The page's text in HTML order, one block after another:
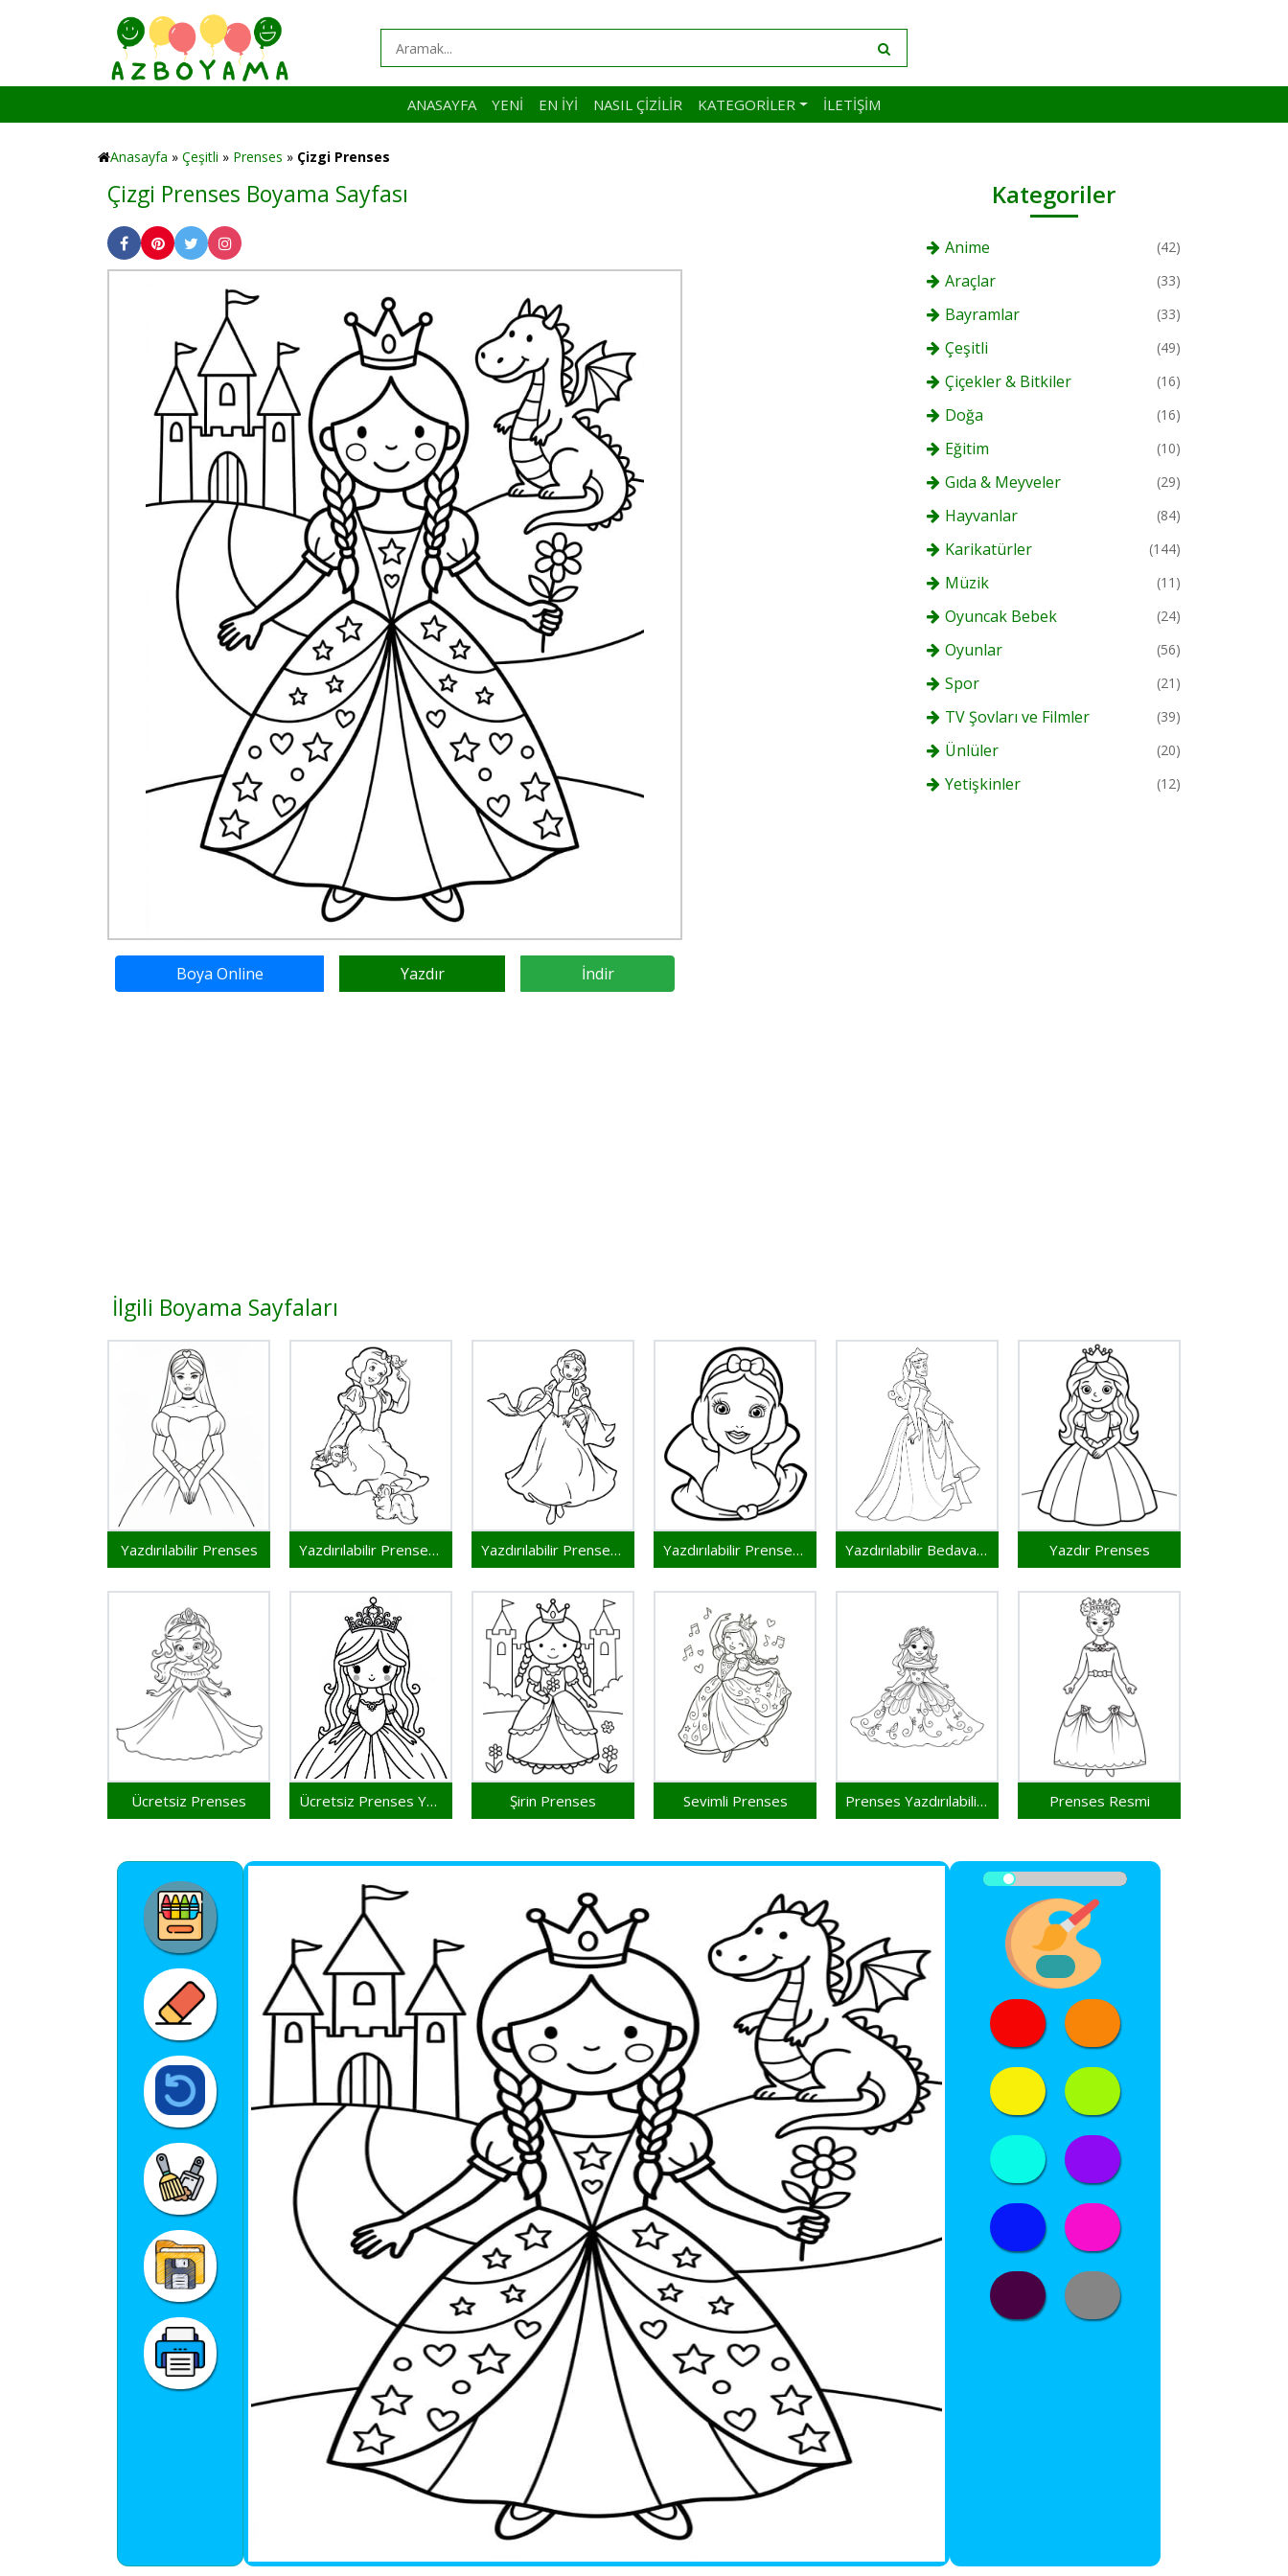
ANASAYFA YENI EN İYI NASIL ÇIZILIR KATEGORILER İLETIŞIM
Anasayfa » Çeşitli » Prenses » Çizgi Prenses
Çizgi Prenses Boyama Sayfası
Boya Online Yazdır İndir
Kategoriler
Anime (42)
Araçlar (33)
Bayramlar (33)
Çeşitli (49)
Çiçekler & Bitkiler (16)
Doğa (16)
Eğitim (10)
Gıda & Meyveler (29)
Hayvanlar (84)
Karikatürler (144)
Müzik (11)
Oyuncak Bebek (24)
Oyunlar (56)
Spor (21)
TV Şovları ve Filmler (39)
Ünlüler (20)
Yetişkinler (12)
İlgili Boyama Sayfaları
Yazdırılabilir Prenses Yazdırılabilir Prenses Resim Yazdırılabilir Prenses Çocuklar İçin Yazdırılabilir Prenses Bedava Yazdırılabilir Bedava Prenses Yazdır Prenses
Ücretsiz Prenses Ücretsiz Prenses Yazdırılabilir Şirin Prenses Sevimli Prenses Prenses Yazdırılabilir Resim Prenses Resmi